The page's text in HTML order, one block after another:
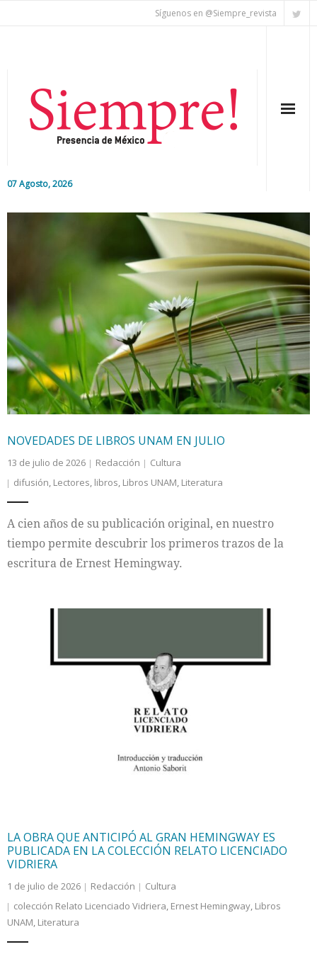
Síguenos en @Siempre_revista
07 Agosto, 2026
Colaboradores
Internacional
Cultura
NOVEDADES DE LIBROS UNAM EN JULIO
13 de julio de 2026 Redacción
Cultura
difusión, Lectores, libros, Libros UNAM, Literatura
A cien años de su publicación original, en nuestro
tiempo permite descubrir los primeros trazos de la
escritura de Ernest Hemingway.
LA OBRA QUE ANTICIPÓ AL GRAN HEMINGWAY ES
PUBLICADA EN LA COLECCIÓN RELATO LICENCIADO
VIDRIERA
1 de julio de 2026 Redacción
Cultura
colección Relato Licenciado Vidriera, Ernest Hemingway, Libros
UNAM, Literatura